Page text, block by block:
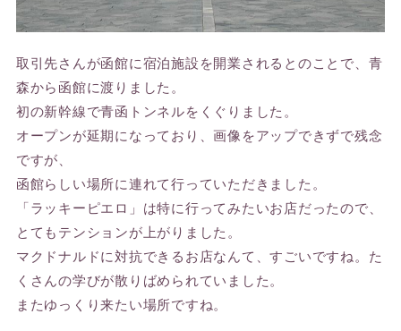
取引先さんが函館に宿泊施設を開業されるとのことで、青
森から函館に渡りました。
初の新幹線で青函トンネルをくぐりました。
オープンが延期になっており、画像をアップできずで残念
ですが、
函館らしい場所に連れて行っていただきました。
「ラッキーピエロ」は特に行ってみたいお店だったので、
とてもテンションが上がりました。
マクドナルドに対抗できるお店なんて、すごいですね。た
くさんの学びが散りばめられていました。
またゆっくり来たい場所ですね。